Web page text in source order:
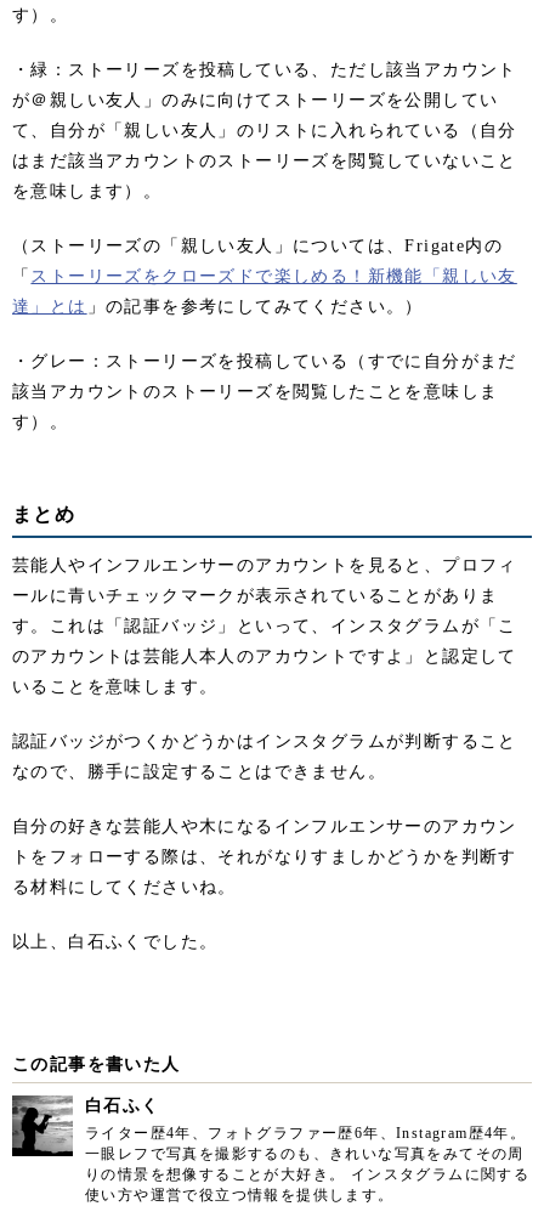
す）。
・緑：ストーリーズを投稿している、ただし該当アカウント
が＠親しい友人」のみに向けてストーリーズを公開してい
て、自分が「親しい友人」のリストに入れられている（自分
はまだ該当アカウントのストーリーズを閲覧していないこと
を意味します）。
（ストーリーズの「親しい友人」については、Frigate内の
「 ストーリーズをクローズドで楽しめる！新機能「親しい友
達」とは 」の記事を参考にしてみてください。）
・グレー：ストーリーズを投稿している（すでに自分がまだ
該当アカウントのストーリーズを閲覧したことを意味しま
す）。
まとめ
芸能人やインフルエンサーのアカウントを見ると、プロフィ
ールに青いチェックマークが表示されていることがありま
す。これは「認証バッジ」といって、インスタグラムが「こ
のアカウントは芸能人本人のアカウントですよ」と認定して
いることを意味します。
認証バッジがつくかどうかはインスタグラムが判断すること
なので、勝手に設定することはできません。
自分の好きな芸能人や木になるインフルエンサーのアカウン
トをフォローする際は、それがなりすましかどうかを判断す
る材料にしてくださいね。
以上、白石ふくでした。
この記事を書いた人
白石ふく
ライター歴4年、フォトグラファー歴6年、Instagram歴4年。
一眼レフで写真を撮影するのも、きれいな写真をみてその周
りの情景を想像することが大好き。 インスタグラムに関する
使い方や運営で役立つ情報を提供します。